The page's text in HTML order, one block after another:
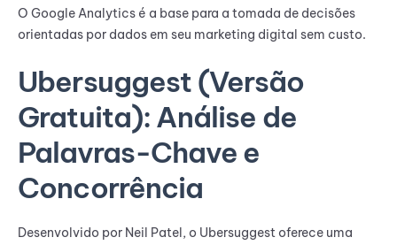
O Google Analytics é a base para a tomada de decisões
orientadas por dados em seu marketing digital sem custo.
Ubersuggest (Versão
Gratuita): Análise de
Palavras-Chave e
Concorrência
Desenvolvido por Neil Patel, o Ubersuggest oferece uma